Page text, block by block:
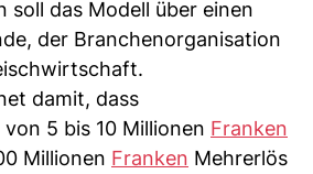
soll das Modell über einen
der Branchenorganisation
damit, dass
5 bis 10 Millionen Franken
Millionen Franken Mehrerlös